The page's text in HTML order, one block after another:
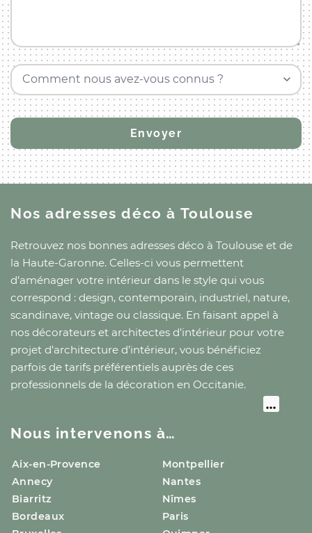
Comment nous avez-vous connus ?
Nos adresses décoà Toulouse
Retrouvez nos bonnes adresses déco à Toulouse et de
la Haute-Garonne. Celles-ci vous permettent
d’aménager votre intérieur dans le style qui vous
correspond : design, contemporain, industriel, nature,
scandinave, vintage ou classique. En faisant appel à
nos décorateurs et architectes d’intérieur pour votre
projet d’architecture d’intérieur, vous bénéficiez
parfois de tarifs préférentiels auprès de ces
professionnels de la décoration en Occitanie.
Nous intervenons à…
Aix-en-Provence
Annecy
Biarritz
Bordeaux
Montpellier
Nantes
Nîmes
Paris